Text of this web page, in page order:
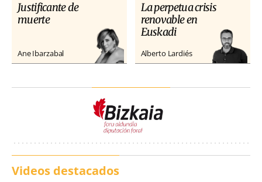
Justificante de
muerte
Ane Ibarzabal
La perpetua crisis
renovable en
Euskadi
Alberto Lardiés
Videos destacados